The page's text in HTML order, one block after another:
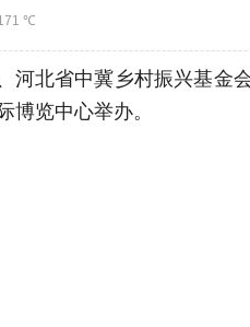
℃
北省中冀乡村振兴基金
览中心举办。